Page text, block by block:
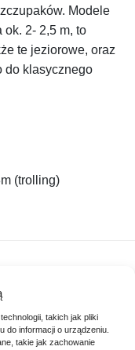
takich jak pliki
do informacji o urządzeniu.
takie jak zachowanie
Modele
ok. 2- 2,5 m, to
te jeziorowe, oraz
do klasycznego
(trolling)
Ci się spodobać